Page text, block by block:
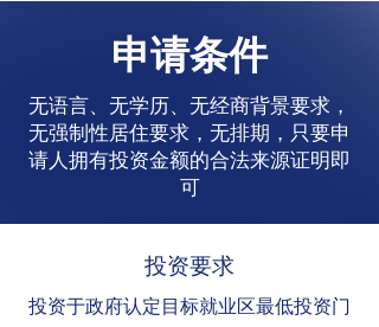
​申请条件
无语言、无学历、无经商背景要求，
无强制性居住要求，无排期，只要申
请人拥有投资金额的合法来源证明即
可
​投资要求
投资于政府认定目标就业区最低投资门